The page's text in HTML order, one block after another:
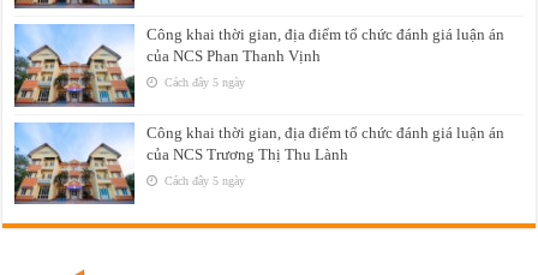
Công khai thời gian, địa điểm tổ chức đánh giá luận án
của NCS Phan Thanh Vịnh
Cách đây 5 ngày
Công khai thời gian, địa điểm tổ chức đánh giá luận án
của NCS Trương Thị Thu Lành
Cách đây 5 ngày